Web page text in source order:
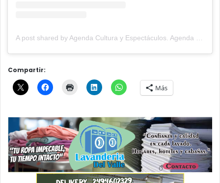
A post shared by Agenda Cultura y Espectáculos. Agenda Cultural Tandil. (@agendacye)
Compartir:
Más